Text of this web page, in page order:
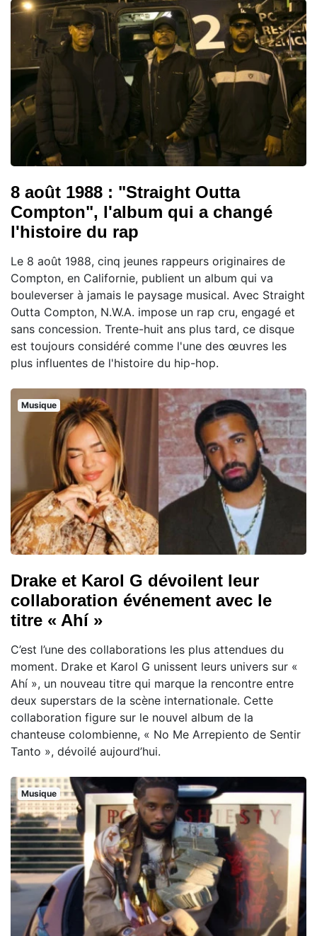
8 août 1988 : "Straight Outta
Compton", l'album qui a changé
l'histoire du rap
Le 8 août 1988, cinq jeunes rappeurs originaires de
Compton, en Californie, publient un album qui va
bouleverser à jamais le paysage musical. Avec Straight
Outta Compton, N.W.A. impose un rap cru, engagé et
sans concession. Trente-huit ans plus tard, ce disque
est toujours considéré comme l'une des œuvres les
plus influentes de l'histoire du hip-hop.
Musique
Drake et Karol G dévoilent leur
collaboration événement avec le
titre « Ahí »
C’est l’une des collaborations les plus attendues du
moment. Drake et Karol G unissent leurs univers sur «
Ahí », un nouveau titre qui marque la rencontre entre
deux superstars de la scène internationale. Cette
collaboration figure sur le nouvel album de la
chanteuse colombienne, « No Me Arrepiento de Sentir
Tanto », dévoilé aujourd’hui.
Musique